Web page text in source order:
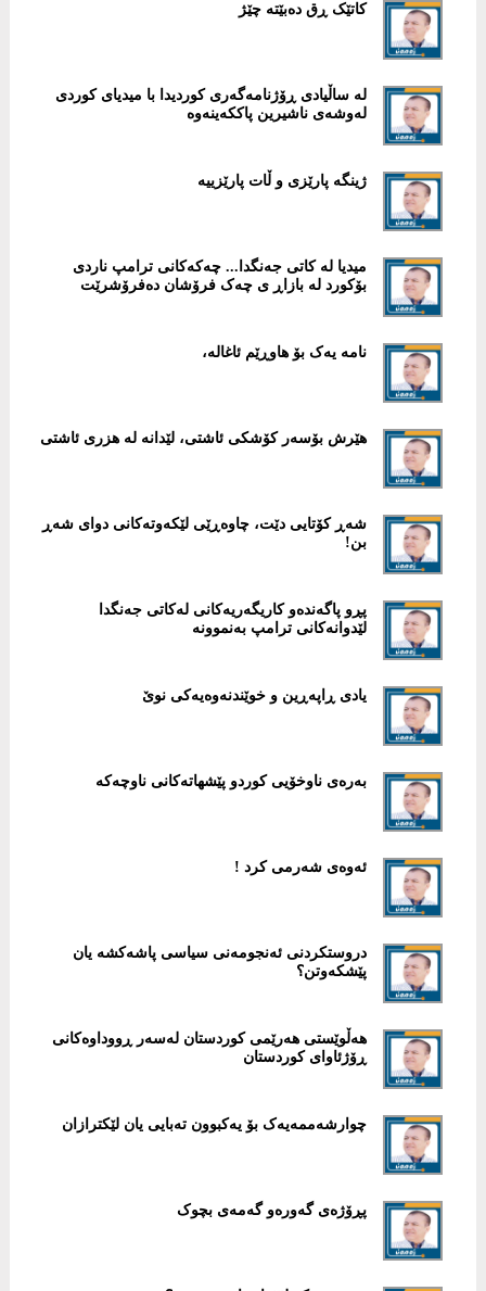
کاتێک ڕق دەبێتە چێژ
لە ساڵیادی ڕۆژنامەگەری کوردیدا با میدیای کوردی
لەوشەی ناشیرین پاککەینەوە
ژینگە پارێزی و ڵات پارێزییە
میدیا لە کاتی جەنگدا... چەکەکانی ترامپ ناردی
بۆکورد لە بازاڕ ی چەک فرۆشان دەفرۆشرێت
نامە یەک بۆ هاوڕێم ئاغالە،
هێرش بۆسەر کۆشکی ئاشتی، لێدانە لە هزری ئاشتی
شەڕ کۆتایی دێت، چاوەڕێی لێکەوتەکانی دوای شەڕ
بن!
پڕو پاگەندەو کاریگەریەکانی لەکاتی جەنگدا
لێدوانەکانی ترامپ بەنموونە
یادی ڕاپەڕین و خوێندنەوەیەکی نوێ
بەرەی ناوخۆیی کوردو پێشهاتەکانی ناوچەکە
ئەوەی شەرمی کرد !
دروستکردنی ئەنجومەنی سیاسی پاشەکشە یان
پێشکەوتن؟
هەڵوێستی هەرێمی کوردستان لەسەر ڕووداوەکانی
ڕۆژئاوای کوردستان
چوارشەممەیەک بۆ یەکبوون تەبایی یان لێکترازان
پڕۆژەی گەورەو گەمەی بچوک